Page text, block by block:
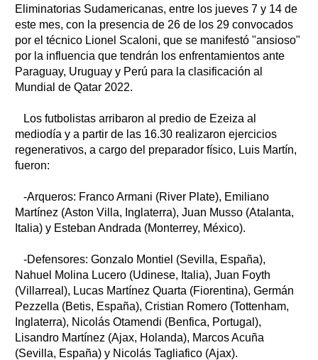
Suplementos
Servicios
Farmacias
Transportes
Loterías
Edictos
Teléfonos de urgencia
Eliminatorias Sudamericanas, entre los jueves 7 y 14 de
este mes, con la presencia de 26 de los 29 convocados
por el técnico Lionel Scaloni, que se manifestó "ansioso"
por la influencia que tendrán los enfrentamientos ante
Paraguay, Uruguay y Perú para la clasificación al
Mundial de Qatar 2022.
Los futbolistas arribaron al predio de Ezeiza al
mediodía y a partir de las 16.30 realizaron ejercicios
regenerativos, a cargo del preparador físico, Luis Martín,
fueron:
-Arqueros: Franco Armani (River Plate), Emiliano
Martínez (Aston Villa, Inglaterra), Juan Musso (Atalanta,
Italia) y Esteban Andrada (Monterrey, México).
-Defensores: Gonzalo Montiel (Sevilla, España),
Nahuel Molina Lucero (Udinese, Italia), Juan Foyth
(Villarreal), Lucas Martínez Quarta (Fiorentina), Germán
Pezzella (Betis, España), Cristian Romero (Tottenham,
Inglaterra), Nicolás Otamendi (Benfica, Portugal),
Lisandro Martínez (Ajax, Holanda), Marcos Acuña
(Sevilla, España) y Nicolás Tagliafico (Ajax).